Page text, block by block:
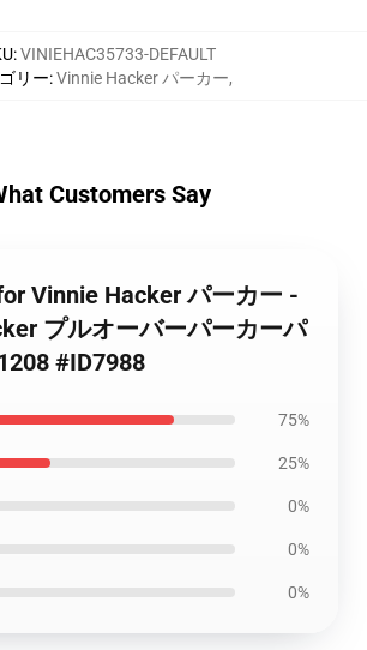
:VINIEHAC35733-DEFAULT
リー:Vinnie Hacker パーカー,
Customers Say
Vinnie Hacker パーカー -
プルオーバーパーカーパ
#ID7988
75%
25%
0%
0%
0%